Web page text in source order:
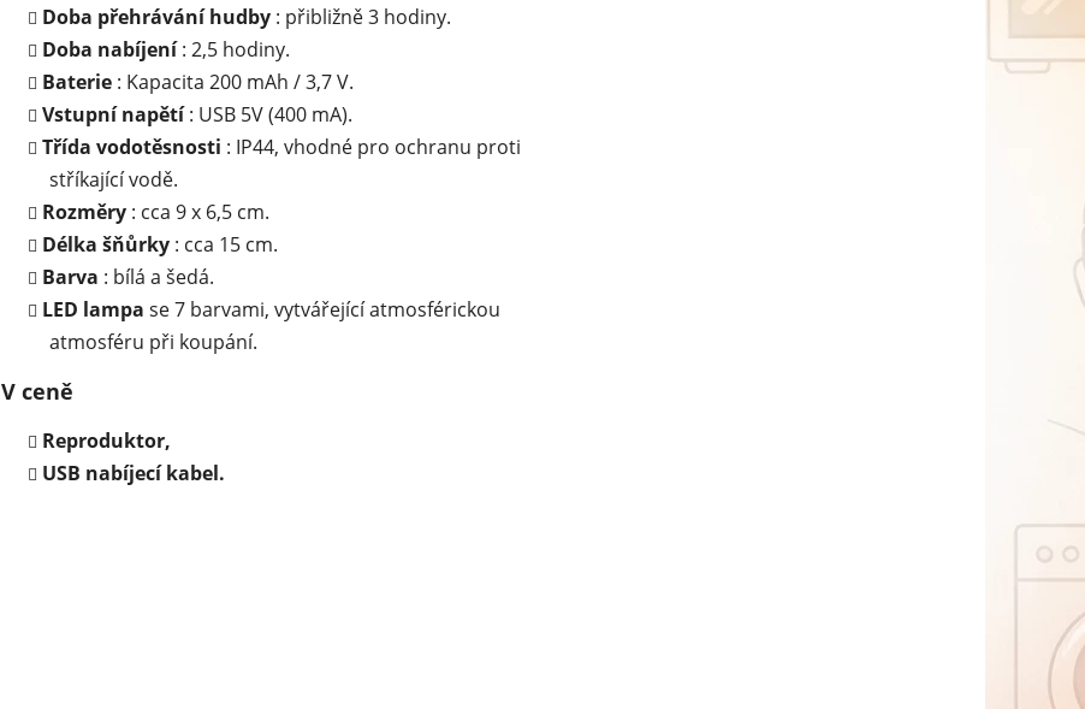
Doba přehrávání hudby : přibližně 3 hodiny.
Doba nabíjení : 2,5 hodiny.
Baterie : Kapacita 200 mAh / 3,7 V.
Vstupní napětí : USB 5V (400 mA).
Třída vodotěsnosti : IP44, vhodné pro ochranu proti
stříkající vodě.
Rozměry : cca 9 x 6,5 cm.
Délka šňůrky : cca 15 cm.
Barva : bílá a šedá.
LED lampa se 7 barvami, vytvářející atmosférickou
atmosféru při koupání.
V ceně
Reproduktor,
USB nabíjecí kabel.